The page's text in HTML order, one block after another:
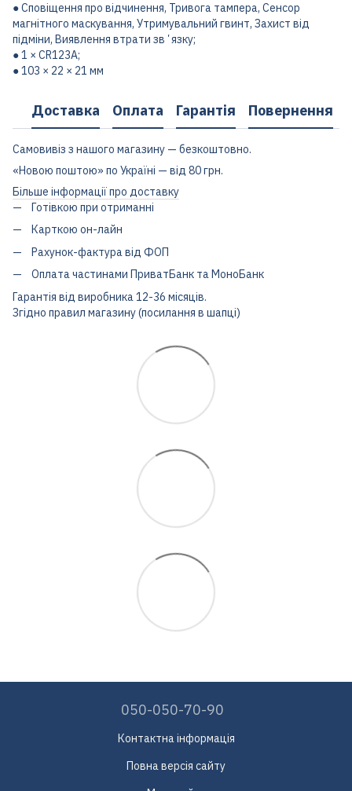
● Сповіщення про відчинення, Тривога тампера, Сенсор
магнітного маскування, Утримувальний гвинт, Захист від
підміни, Виявлення втрати звʼязку;
● 1 × CR123A;
● 103 × 22 × 21 мм
Доставка Оплата Гарантія Повернення
Самовивіз з нашого магазину — безкоштовно.
«Новою поштою» по Україні — від 80 грн.
Більше інформації про доставку
Готівкою при отриманні
Карткою он-лайн
Рахунок-фактура від ФОП
Оплата частинами ПриватБанк та МоноБанк
Гарантія від виробника 12-36 місяців.
Згідно правил магазину (посилання в шапці)
050-050-70-90
Контактна інформація
Повна версія сайту